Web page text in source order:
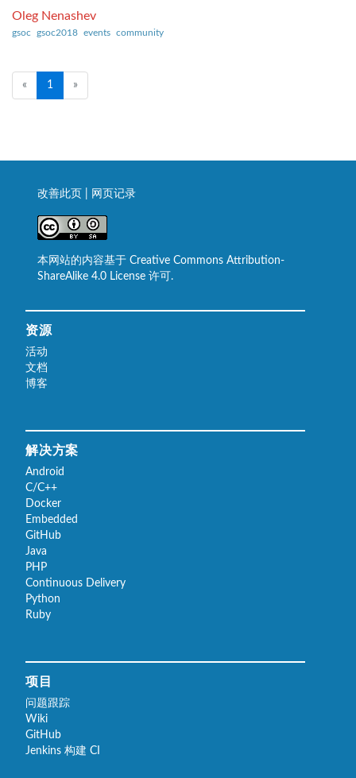
想要提议一个新项目，那么请在3月11日之前完成，以便学
生有时间探索并准备他们的提议。 今年，导师并不必须要
到 Jenkins 社区。 如果需要特殊的专业知识，GSoC 组织管
理员会帮助寻找顾问。 重要的日前 3月11日 - 停止新的
encourages college-aged students to participate with open
source projects during the summer break between classes.
Oleg Nenashev
gsoc gsoc2018 events community
« 1 »
改善此页 网页记录
本网站的内容基于 Creative Commons Attribution-
ShareAlike 4.0 License 许可.
资源
活动
文档
博客
解决方案
Android
C/C++
Docker
Embedded
GitHub
Java
PHP
Continuous Delivery
Python
Ruby
项目
问题跟踪
Wiki
GitHub
Jenkins 构建 CI